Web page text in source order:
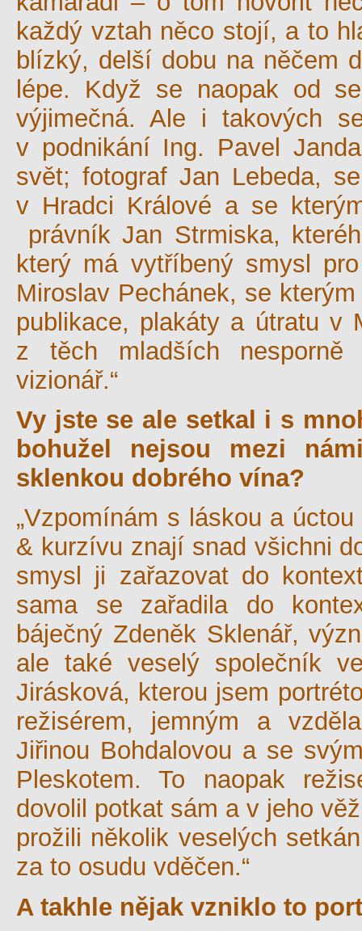
každý vztah něco stojí, a to
blízký, delší dobu na něčem
lépe. Když se naopak od
výjimečná. Ale i takových
v podnikání Ing. Pavel
svět; fotograf Jan Lebeda,
v Hradci Králové a se
právník Jan Strmiska,
který má vytříbený smysl
Miroslav Pechánek, se
publikace, plakáty a útratu v
z těch mladších nesporně
vizionář.“
Vy jste se ale setkal i s
bohužel nejsou mezi
sklenkou dobrého vína?
„Vzpomínám s láskou a
& kurzívu znají snad všichni
smysl ji zařazovat do
sama se zařadila do
báječný Zdeněk Sklenář,
ale také veselý společník
Jirásková, kterou jsem
režisérem, jemným a
Jiřinou Bohdalovou a se
Pleskotem. To naopak
dovolil potkat sám a v jeho
prožili několik veselých
za to osudu vděčen.“
A takhle nějak vzniklo to